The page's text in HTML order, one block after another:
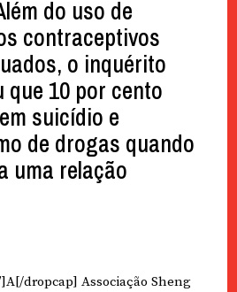
do uso de
contraceptivos
o inquérito
que 10 por cento
suicídio e
de drogas quando
uma relação
dropcap] Associação Sheng